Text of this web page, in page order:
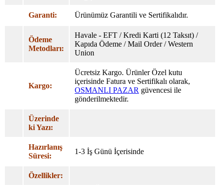
Garanti: Ürünümüz Garantili ve Sertifikalıdır.
Ödeme
Metodları:
Havale - EFT / Kredi Karti (12 Taksıt) /
Kapıda Ödeme / Mail Order / Western
Union
Kargo:
Ücretsiz Kargo. Ürünler Özel kutu
içerisinde Fatura ve Sertifikalı olarak,
OSMANLI PAZAR güvencesi ile
gönderilmektedir.
Üzerinde
ki Yazı:
Hazırlanış
Süresi:
1-3 İş Günü İçerisinde
Özellikler: